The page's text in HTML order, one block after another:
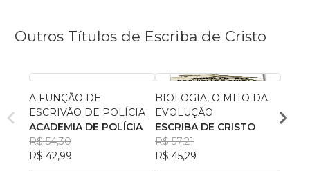
Outros Títulos de Escriba de Cristo
A FUNÇÃO DE
ESCRIVÃO DE POLÍCIA
ACADEMIA DE POLÍCIA
R$ 54,30
R$ 42,99
BIOLOGIA, O MITO DA
EVOLUÇÃO
ESCRIBA DE CRISTO
R$ 57,21
R$ 45,29